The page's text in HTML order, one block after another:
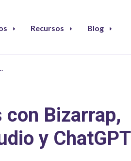
Recursos Blog
Bizarrap,
y ChatGPT